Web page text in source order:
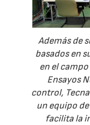
Además de
basados en
en el
Ensayos
control,
un equipo
facilita la